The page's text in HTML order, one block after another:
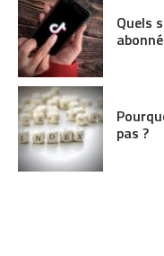
Quels
pas ?